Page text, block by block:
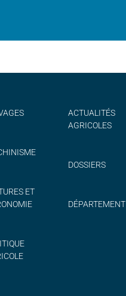
ET
ACTUALITÉS
AGRICOLES
DOSSIERS
DÉPARTEMENT